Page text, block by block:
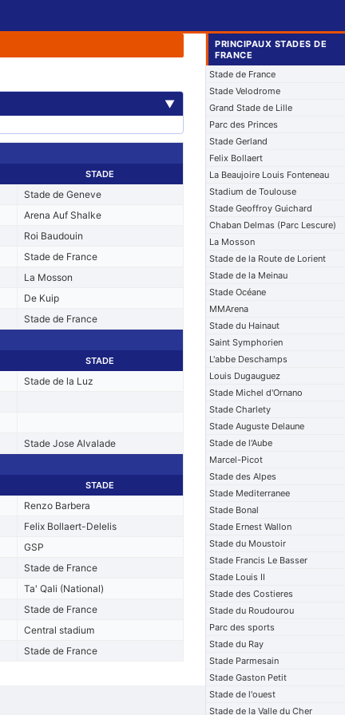
▼
STADE
Stade de Geneve
Arena Auf Shalke
Roi Baudouin
Stade de France
La Mosson
De Kuip
Stade de France
STADE
Stade de la Luz
Stade Jose Alvalade
STADE
Renzo Barbera
Felix Bollaert-Delelis
GSP
Stade de France
Ta' Qali (National)
Stade de France
Central stadium
Stade de France
PRINCIPAUX STADES DE
FRANCE
Stade de France
Stade Velodrome
Grand Stade de Lille
Parc des Princes
Stade Gerland
Felix Bollaert
La Beaujoire Louis Fonteneau
Stadium de Toulouse
Stade Geoffroy Guichard
Chaban Delmas (Parc Lescure)
La Mosson
Stade de la Route de Lorient
Stade de la Meinau
Stade Océane
MMArena
Stade du Hainaut
Saint Symphorien
L'abbe Deschamps
Louis Dugauguez
Stade Michel d'Ornano
Stade Charlety
Stade Auguste Delaune
Stade de l'Aube
Marcel-Picot
Stade des Alpes
Stade Mediterranee
Stade Bonal
Stade Ernest Wallon
Stade du Moustoir
Stade Francis Le Basser
Stade Louis II
Stade des Costieres
Stade du Roudourou
Parc des sports
Stade du Ray
Stade Parmesain
Stade Gaston Petit
Stade de l'ouest
Stade de la Valle du Cher